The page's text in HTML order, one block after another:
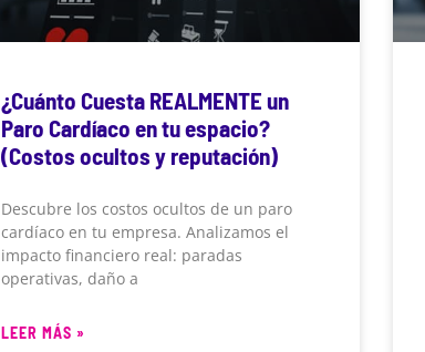
¿Cuánto Cuesta REALMENTE un
Paro Cardíaco en tu espacio?
(Costos ocultos y reputación)
Descubre los costos ocultos de un paro
cardíaco en tu empresa. Analizamos el
impacto financiero real: paradas
operativas, daño a
LEER MÁS »